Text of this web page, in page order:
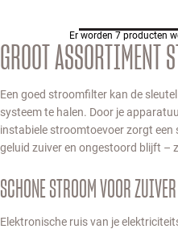
Er worden 7 producten
GROOT ASSORTIMENT
Een goed stroomfilter kan de
systeem te halen. Door je
instabiele stroomtoevoer zorgt
geluid zuiver en ongestoord blijft –
SCHONE STROOM VOOR
Elektronische ruis van je